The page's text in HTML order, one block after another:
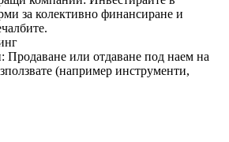
за колективно финансиране и
Продаване или отдаване под наем на
(например инструменти,